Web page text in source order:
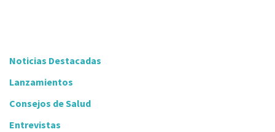
Noticias Destacadas
Lanzamientos
Consejos de Salud
Entrevistas